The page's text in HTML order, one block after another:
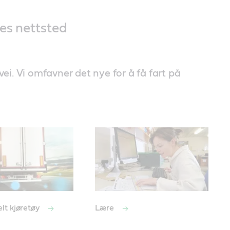
nettsted
Vi omfavner det nye for å få fart på
kjøretøy Lære